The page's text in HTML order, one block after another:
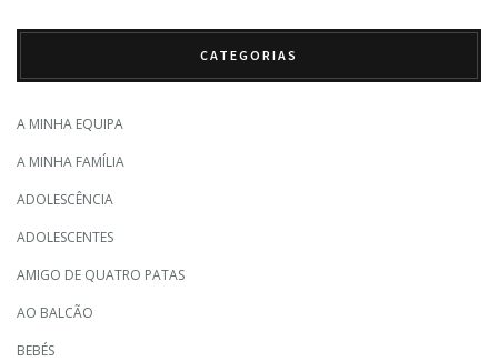
CATEGORIAS
A MINHA EQUIPA
A MINHA FAMÍLIA
ADOLESCÊNCIA
ADOLESCENTES
AMIGO DE QUATRO PATAS
AO BALCÃO
BEBÉS